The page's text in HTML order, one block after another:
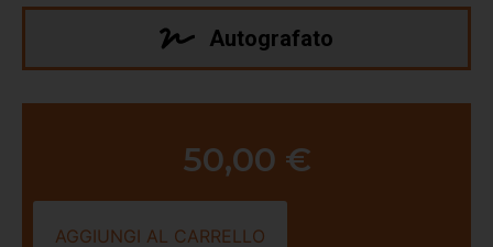
Autografato
50,00 €
AGGIUNGI AL CARRELLO